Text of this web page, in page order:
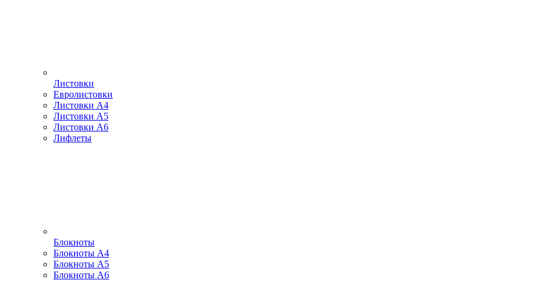
Листовки
Евролистовки
Листовки А4
Листовки А5
Листовки А6
Лифлеты
Блокноты
Блокноты А4
Блокноты А5
Блокноты А6